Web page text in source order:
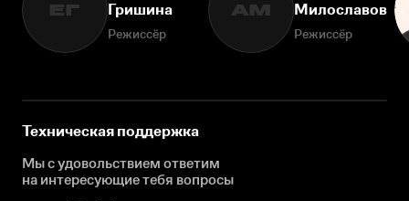
ЕГ
Гришина
Режиссёр
АМ
Милославов
Режиссёр
Техническая поддержка
Мы с удовольствием ответим
на интересующиетебя вопросы